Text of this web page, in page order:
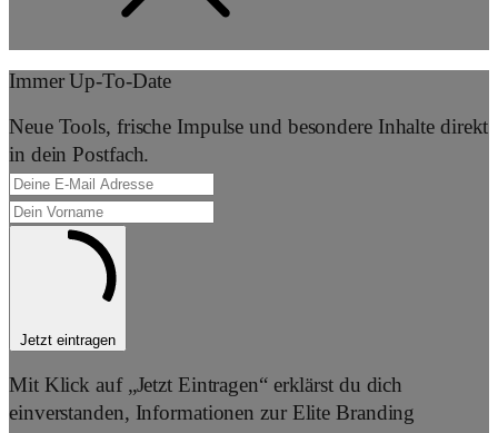
Immer Up-To-Date
Neue Tools, frische Impulse und besondere Inhalte direkt
in dein Postfach.
Jetzt eintragen
Mit Klick auf „Jetzt Eintragen“ erklärst du dich
einverstanden, Informationen zur Elite Branding